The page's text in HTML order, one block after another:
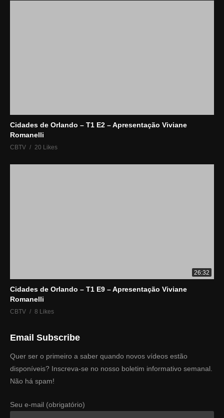
Cidades de Orlando – T1 E2 – Apresentação Viviane
Romanelli
CBTV 20 Likes
26:32
Cidades de Orlando – T1 E9 – Apresentação Viviane
Romanelli
CBTV 8 Likes
Email Subscribe
Quer ser o primeiro a saber quando novos vídeos estão
disponíveis? Inscreva-se no nosso boletim informativo semanal.
Não há spam!
Seu e-mail (obrigatório)